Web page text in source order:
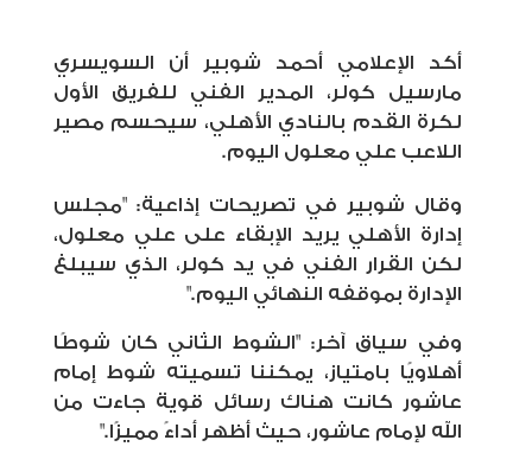
أكد الإعلامي أحمد شوبير أن السويسري
مارسيل كولر، المدير الفني للفريق الأول
لكرة القدم بالنادي الأهلي، سيحسم مصير
اللاعب علي معلول اليوم.
وقال شوبير في تصريحات إذاعية: "مجلس
إدارة الأهلي يريد الإبقاء على علي معلول،
لكن القرار الفني في يد كولر، الذي سيبلغ
الإدارة بموقفه النهائي اليوم."
وفي سياق آخر: "الشوط الثاني كان شوطًا
أهلاويًا بامتياز، يمكننا تسميته شوط إمام
عاشور كانت هناك رسائل قوية جاءت من
الله لإمام عاشور، حيث أظهر أداءً مميزًا."